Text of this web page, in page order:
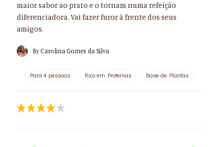
maior sabor ao prato e o tornam numa refeição
diferenciadora. Vai fazer furor à frente dos seus
amigos.
By Carolina Gomes da Silva
Para 4 pessoas Rico em Proteínas Base de Plantas